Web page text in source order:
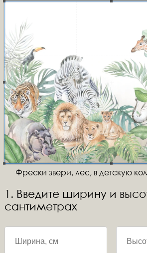
Фрески звери, лес, в детскую
1. Введите ширину и
сантиметрах